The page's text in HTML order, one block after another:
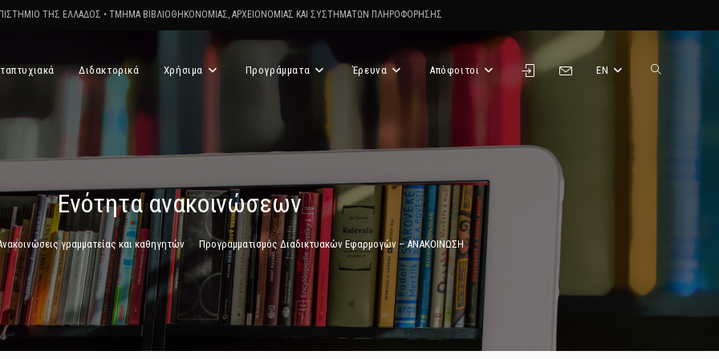
ΤΗΣ ΕΛΛΑΔΟΣ • ΤΜΗΜΑ ΒΙΒΛΙΟΘΗΚΟΝΟΜΙΑΣ, ΑΡΧΕΙΟΝΟΜΙΑΣ ΚΑΙ ΣΥΣΤΗΜΑΤΩΝ ΠΛΗΡΟΦΟΡΗΣΗΣ
Διδακτορικά Χρήσιμα Προγράμματα Έρευνα Απόφοιτοι EN Toggle
Ενότητα ανακοινώσεων
γραμματείας και καθηγητών > Προγραμματισμός Διαδικτυακών Εφαρμογών – ΑΝΑΚΟΙΝΩΣΗ